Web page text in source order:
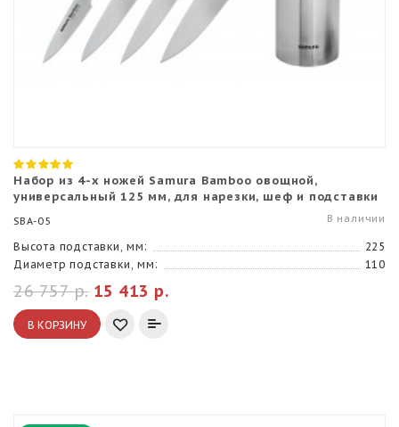
Набор из 4-х ножей Samura Bamboo овощной,
универсальный 125 мм, для нарезки, шеф и подставки
SBA-05 В наличии
Высота подставки, мм:
225
Диаметр подставки, мм:
110
15 413 р.
26 757 р.
В КОРЗИНУ